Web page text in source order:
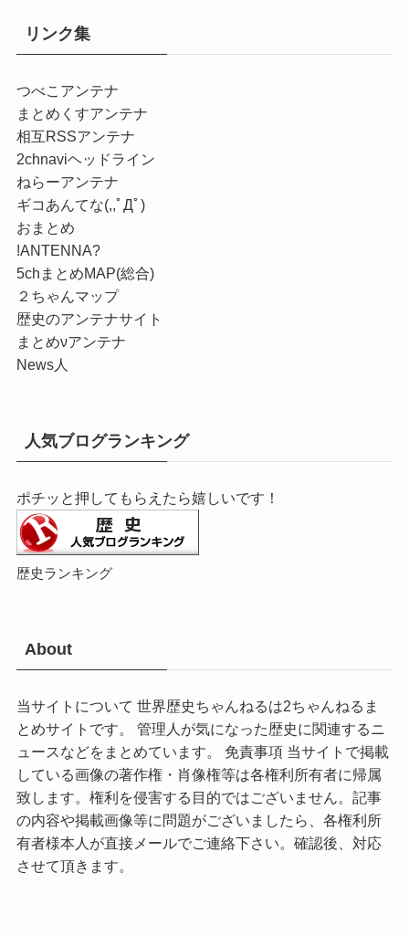
リンク集
つべこアンテナ
まとめくすアンテナ
相互RSSアンテナ
2chnaviヘッドライン
ねらーアンテナ
ギコあんてな(,,ﾟДﾟ)
おまとめ
!ANTENNA?
5chまとめMAP(総合)
２ちゃんマップ
歴史のアンテナサイト
まとめνアンテナ
News人
人気ブログランキング
ポチッと押してもらえたら嬉しいです！
歴史ランキング
About
当サイトについて 世界歴史ちゃんねるは2ちゃんねるま
とめサイトです。 管理人が気になった歴史に関連するニ
ュースなどをまとめています。 免責事項 当サイトで掲載
している画像の著作権・肖像権等は各権利所有者に帰属
致します。権利を侵害する目的ではございません。記事
の内容や掲載画像等に問題がございましたら、各権利所
有者様本人が直接メールでご連絡下さい。確認後、対応
させて頂きます。